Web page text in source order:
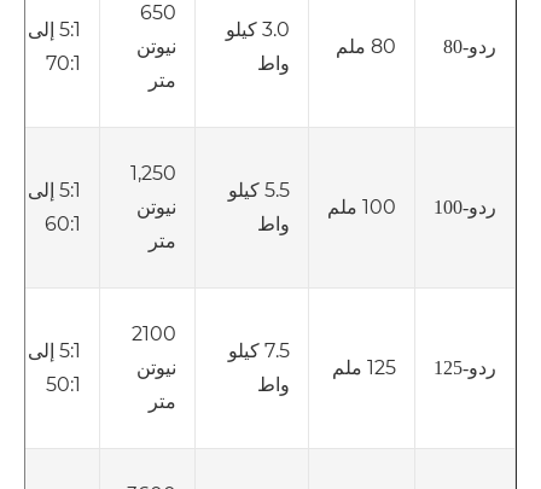
ردو-80 80 ملم
3.0 كيلو
واط
650
نيوتن
متر
5:1 إلى
70:1
ردو-100 100 ملم
5.5 كيلو
واط
1,250
نيوتن
متر
5:1 إلى
60:1
ردو-125 125 ملم
7.5 كيلو
واط
2100
نيوتن
متر
5:1 إلى
50:1